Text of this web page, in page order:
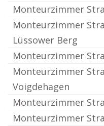
Monteurzimmer
Monteurzimmer
Lüssower Berg
Monteurzimmer
Monteurzimmer
Voigdehagen
Monteurzimmer
Monteurzimmer